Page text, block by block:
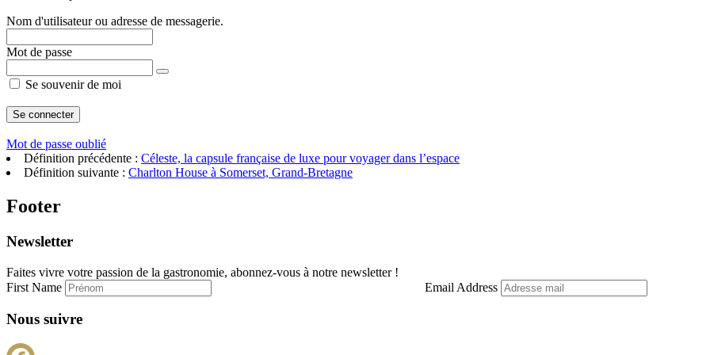
Nom d'utilisateur ou adresse de messagerie.
Mot de passe
Se souvenir de moi
Mot de passe oublié
Définition précédente : Céleste, la capsule française de luxe pour voyager dans l’espace
Définition suivante : Charlton House à Somerset, Grand-Bretagne
Footer
Newsletter
Faites vivre votre passion de la gastronomie, abonnez-vous à notre newsletter !
First Name
Email Address
Nous suivre